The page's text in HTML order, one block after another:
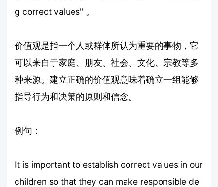
g correct values" 。
价值观是指一个人或群体所认为重要的事物，它
可以来自于家庭、朋友、社会、文化、宗教等多
种来源。建立正确的价值观意味着确立一组能够
指导行为和决策的原则和信念。
例句：
It is important to establish correct values in our
children so that they can make responsible de